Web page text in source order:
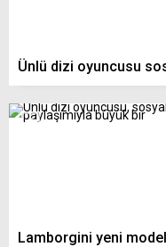
Ünlü dizi oyuncusu
Lamborgini yeni